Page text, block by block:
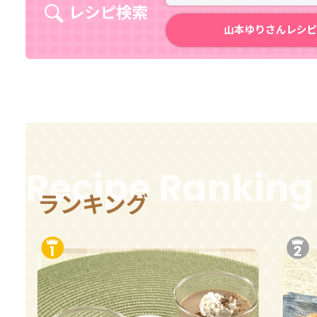
レシピ検索
山本ゆりさんレシピ
ランキング
Recipe Ranking